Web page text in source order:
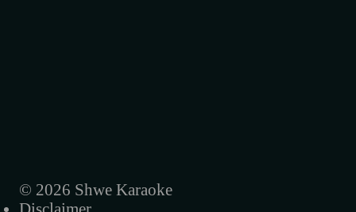
© 2026 Shwe Karaoke
Disclaimer